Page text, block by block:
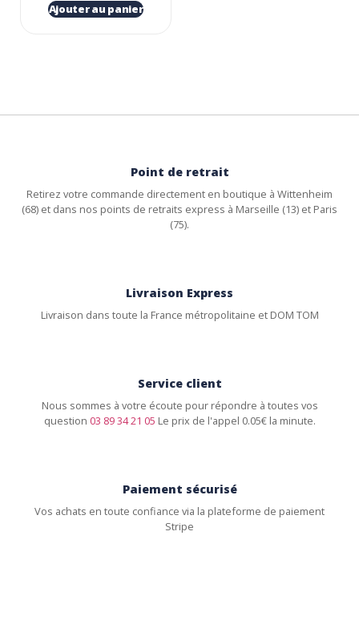
Ajouter au panier
Point de retrait
Retirez votre commande directement en boutique à Wittenheim
(68) et dans nos points de retraits express à Marseille (13) et Paris
(75).
Livraison Express
Livraison dans toute la France métropolitaine et DOM TOM
Service client
Nous sommes à votre écoute pour répondre à toutes vos
question 03 89 34 21 05 Le prix de l'appel 0.05€ la minute.
Paiement sécurisé
Vos achats en toute confiance via la plateforme de paiement
Stripe